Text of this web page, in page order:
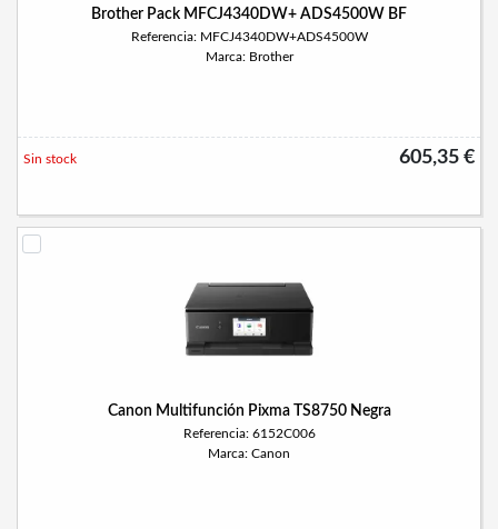
Brother Pack MFCJ4340DW+ ADS4500W BF
Referencia: MFCJ4340DW+ADS4500W
Marca: Brother
605,35 €
Sin stock
Canon Multifunción Pixma TS8750 Negra
Referencia: 6152C006
Marca: Canon